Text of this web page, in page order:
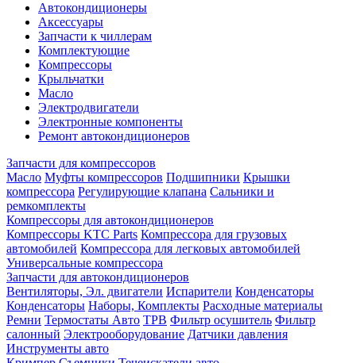
Автокондиционеры
Аксессуары
Запчасти к чиллерам
Комплектующие
Компрессоры
Крыльчатки
Масло
Электродвигатели
Электронные компоненты
Ремонт автокондиционеров
Запчасти для компрессоров
Масло Муфты компрессоров Подшипники Крышки
компрессора Регулирующие клапана Сальники и
ремкомплекты
Компрессоры для автокондиционеров
Компрессоры KTC Parts Компрессора для грузовых
автомобилей Компрессора для легковых автомобилей
Универсальные компрессора
Запчасти для автокондиционеров
Вентиляторы, Эл. двигатели Испарители Конденсаторы
Конденсаторы Наборы, Комплекты Расходные материалы
Ремни Термостаты Авто ТРВ Фильтр осушитель Фильтр
салонный Электрооборудование Датчики давления
Инструменты авто